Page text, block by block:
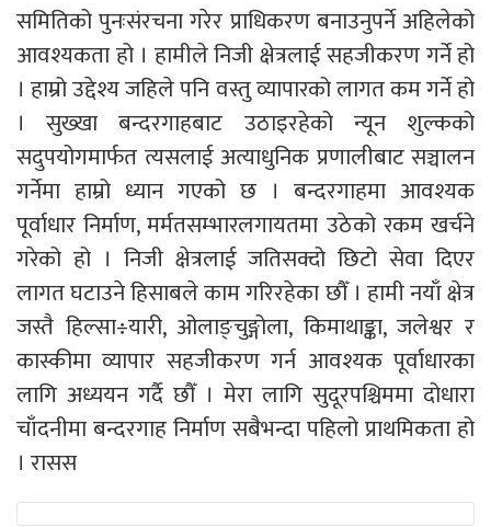
समितिको पुनःसंरचना गरेर प्राधिकरण बनाउनुपर्ने अहिलेको
आवश्यकता हो । हामीले निजी क्षेत्रलाई सहजीकरण गर्ने हो
। हाम्रो उद्देश्य जहिले पनि वस्तु व्यापारको लागत कम गर्ने हो
। सुख्खा बन्दरगाहबाट उठाइरहेको न्यून शुल्कको
सदुपयोगमार्फत त्यसलाई अत्याधुनिक प्रणालीबाट सञ्चालन
गर्नेमा हाम्रो ध्यान गएको छ । बन्दरगाहमा आवश्यक
पूर्वाधार निर्माण, मर्मतसम्भारलगायतमा उठेको रकम खर्चने
गरेको हो । निजी क्षेत्रलाई जतिसक्दो छिटो सेवा दिएर
लागत घटाउने हिसाबले काम गरिरहेका छौँ । हामी नयाँ क्षेत्र
जस्तै हिल्सा÷यारी, ओलाङ्चुङ्गोला, किमाथाङ्का, जलेश्वर र
कास्कीमा व्यापार सहजीकरण गर्न आवश्यक पूर्वाधारका
लागि अध्ययन गर्दै छौँ । मेरा लागि सुदूरपश्चिममा दोधारा
चाँदनीमा बन्दरगाह निर्माण सबैभन्दा पहिलो प्राथमिकता हो
। रासस